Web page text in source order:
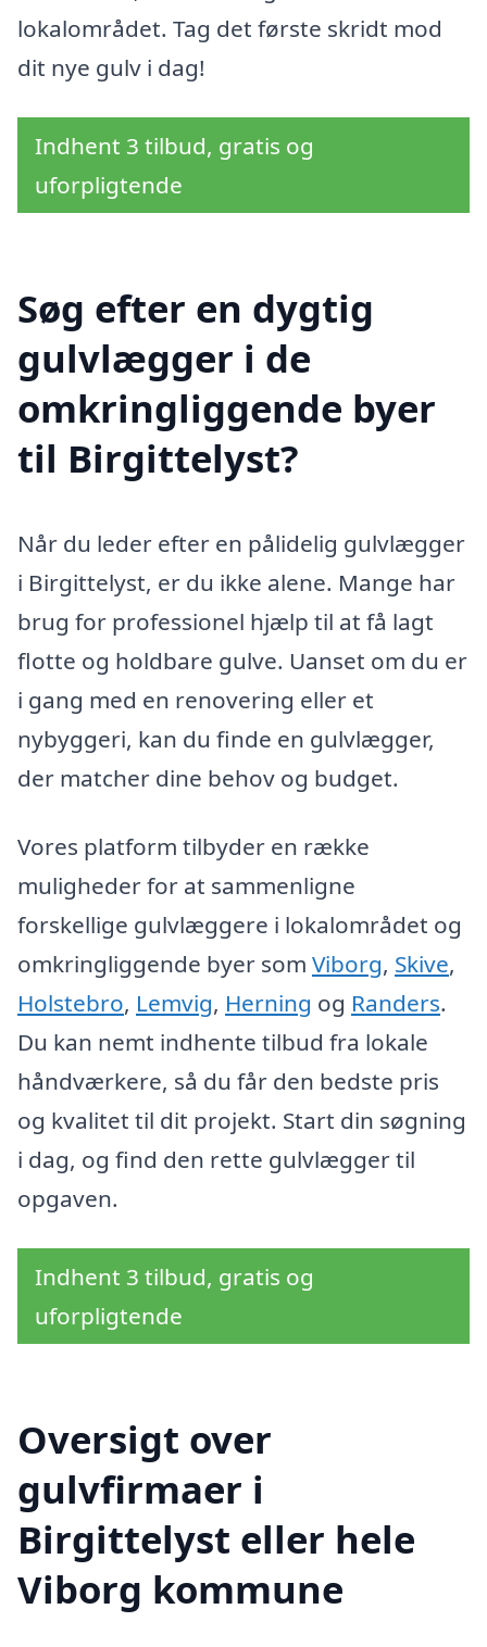
lokalområdet. Tag det første skridt mod
dit nye gulv i dag!
Indhent 3 tilbud, gratis og
uforpligtende
Søg efter en dygtig
gulvlægger i de
omkringliggende byer
til Birgittelyst?
Når du leder efter en pålidelig gulvlægger
i Birgittelyst, er du ikke alene. Mange har
brug for professionel hjælp til at få lagt
flotte og holdbare gulve. Uanset om du er
i gang med en renovering eller et
nybyggeri, kan du finde en gulvlægger,
der matcher dine behov og budget.
Vores platform tilbyder en række
muligheder for at sammenligne
forskellige gulvlæggere i lokalområdet og
omkringliggende byer som Viborg, Skive,
Holstebro, Lemvig, Herning og Randers.
Du kan nemt indhente tilbud fra lokale
håndværkere, så du får den bedste pris
og kvalitet til dit projekt. Start din søgning
i dag, og find den rette gulvlægger til
opgaven.
Indhent 3 tilbud, gratis og
uforpligtende
Oversigt over
gulvfirmaer i
Birgittelyst eller hele
Viborg kommune